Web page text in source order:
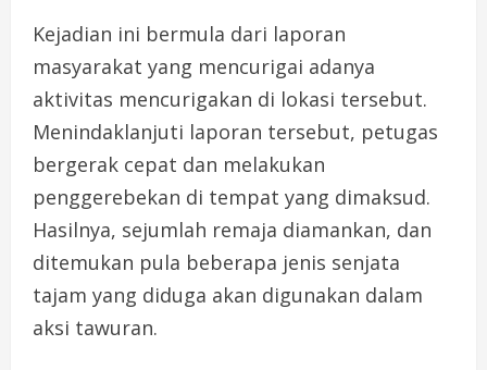
Kejadian ini bermula dari laporan
masyarakat yang mencurigai adanya
aktivitas mencurigakan di lokasi tersebut.
Menindaklanjuti laporan tersebut, petugas
bergerak cepat dan melakukan
penggerebekan di tempat yang dimaksud.
Hasilnya, sejumlah remaja diamankan, dan
ditemukan pula beberapa jenis senjata
tajam yang diduga akan digunakan dalam
aksi tawuran.